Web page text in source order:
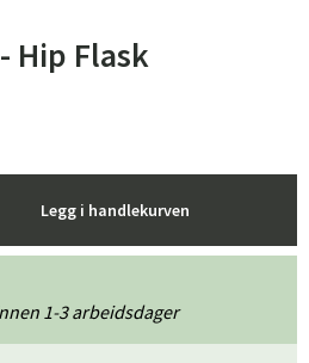
Hip Flask
Legg i handlekurven
1-3 arbeidsdager